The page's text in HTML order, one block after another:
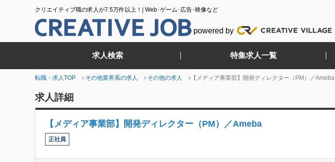
クリエイティブ職の求人が7.5万件以上！| Web･ゲーム･広告･映像など
powered by
求人検索 特集求人一覧
転職・求人TOP その他業界系の求人 その他の求人 【メディア事業部】開発ディレクター（PM）／Ameba
求人詳細
【メディア事業部】開発ディレクター（PM）／Ameba
正社員